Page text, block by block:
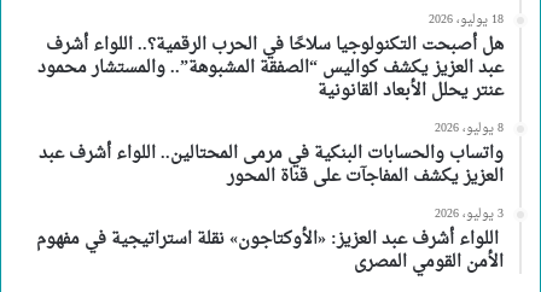
18 يوليو، 2026
هل أصبحت التكنولوجيا سلاحًا في الحرب الرقمية؟.. اللواء أشرف
عبد العزيز يكشف كواليس “الصفقة المشبوهة”.. والمستشار محمود
عنتر يحلل الأبعاد القانونية
8 يوليو، 2026
واتساب والحسابات البنكية في مرمى المحتالين.. اللواء أشرف عبد
العزيز يكشف المفاجآت على قناة المحور
3 يوليو، 2026
اللواء أشرف عبد العزيز: «الأوكتاجون» نقلة استراتيجية في مفهوم
الأمن القومي المصرى